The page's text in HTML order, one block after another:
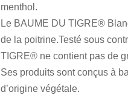
menthol.
Le BAUME DU TIGRE®
de la poitrine.Testé sous
TIGRE® ne contient pas de
Ses produits sont conçus à
d’origine végétale.